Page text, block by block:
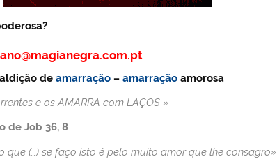
de amarração– amarraçãoamorosa
e osAMARRA comLAÇOS»
de Job 36, 8
que (…) se faço isto é pelo muito amor que lhe consagro»